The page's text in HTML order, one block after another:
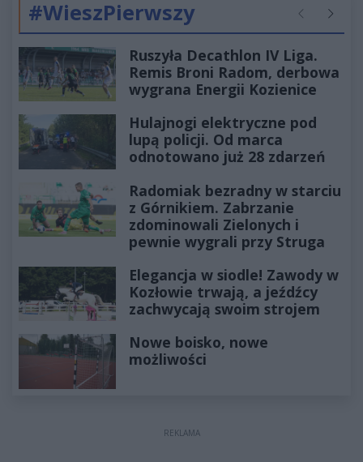
#WieszPierwszy Poprzednie
Ruszyła Decathlon IV Liga.
Remis Broni Radom, derbowa
wygrana Energii Kozienice
Hulajnogi elektryczne pod
lupą policji. Od marca
odnotowano już 28 zdarzeń
Radomiak bezradny w starciu
z Górnikiem. Zabrzanie
zdominowali Zielonych i
pewnie wygrali przy Struga
Elegancja w siodle! Zawody w
Kozłowie trwają, a jeźdźcy
zachwycają swoim strojem
Nowe boisko, nowe
możliwości
REKLAMA